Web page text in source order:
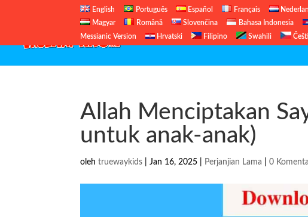
English Português Español Français
Magyar
Română Slovenčina Bahasa Indonesia
Messianic Version
Hrvatski Filipino Swahili
Allah Menciptakan
untuk anak-anak)
olehtruewaykids |Jan 16, 2025 Perjanjian Lama |0